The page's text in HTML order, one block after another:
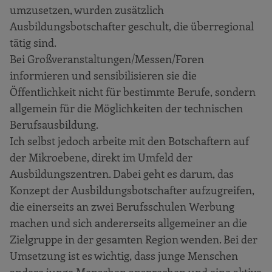
umzusetzen, wurden zusätzlich
Ausbildungsbotschafter geschult, die überregional
tätig sind.
Bei Großveranstaltungen/Messen/Foren
informieren und sensibilisieren sie die
Öffentlichkeit nicht für bestimmte Berufe, sondern
allgemein für die Möglichkeiten der technischen
Berufsausbildung.
Ich selbst jedoch arbeite mit den Botschaftern auf
der Mikroebene, direkt im Umfeld der
Ausbildungszentren. Dabei geht es darum, das
Konzept der Ausbildungsbotschafter aufzugreifen,
die einerseits an zwei Berufsschulen Werbung
machen und sich andererseits allgemeiner an die
Zielgruppe in der gesamten Region wenden. Bei der
Umsetzung ist es wichtig, dass junge Menschen